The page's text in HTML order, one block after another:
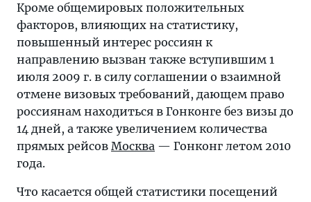
Кроме общемировых положительных
факторов, влияющих на статистику,
повышенный интерес россиян к
направлению вызван также вступившим 1
июля 2009 г. в силу соглашении о взаимной
отмене визовых требований, дающем право
россиянам находиться в Гонконге без визы до
14 дней, а также увеличением количества
прямых рейсов Москва — Гонконг летом 2010
года.
Что касается общей статистики посещений